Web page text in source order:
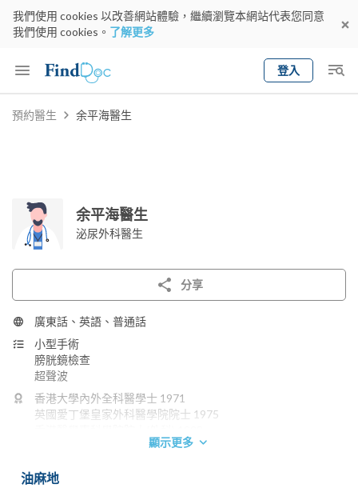
我們使用 cookies 以改善網站體驗，繼續瀏覽本網站代表您同意
我們使用 cookies。 了解更多
登入
Keyword
預約醫生 余平海醫生
余平海醫生
泌尿外科醫生
分享
廣東話、英語、普通話
小型手術
膀胱鏡檢查
超聲波
香港大學內外全科醫學士 1971
英國愛丁堡皇家外科醫學院院士 1975
2385 5366
2385 5381
顯示更多
油麻地